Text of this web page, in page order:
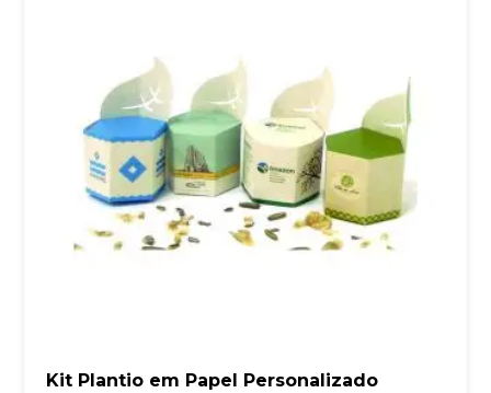
Kit Plantio em Papel Personalizado